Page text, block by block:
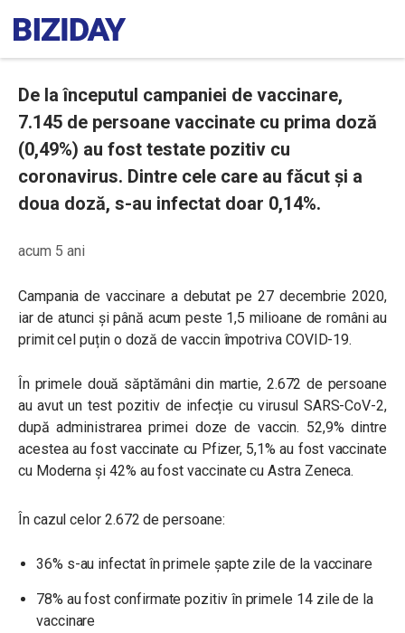
De la începutul campaniei de vaccinare,
7.145 de persoane vaccinate cu prima doză
(0,49%) au fost testate pozitiv cu
coronavirus. Dintre cele care au făcut și a
doua doză, s-au infectat doar 0,14%.
acum 5 ani
Campania de vaccinare a debutat pe 27 decembrie 2020,
iar de atunci și până acum peste 1,5 milioane de români au
primit cel puțin o doză de vaccin împotriva COVID-19.
În primele două săptămâni din martie, 2.672 de persoane
au avut un test pozitiv de infecție cu virusul SARS-CoV-2,
după administrarea primei doze de vaccin. 52,9% dintre
acestea au fost vaccinate cu Pfizer, 5,1% au fost vaccinate
cu Moderna și 42% au fost vaccinate cu Astra Zeneca.
În cazul celor 2.672 de persoane:
36% s-au infectat în primele șapte zile de la vaccinare
78% au fost confirmate pozitiv în primele 14 zile de la
vaccinare